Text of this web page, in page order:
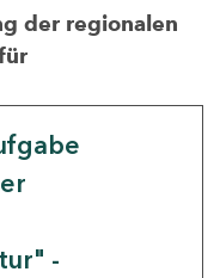
der regionalen
-